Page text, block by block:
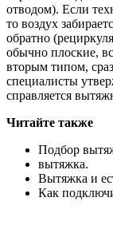
отводом). Если
то воздух
обратно
обычно плоские,
вторым типом,
специалисты
справляется
Читайте также
Подбор
вытяжка.
Вытяжка и
Как